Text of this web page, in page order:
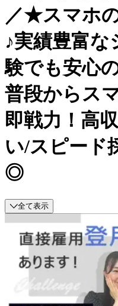
／★スマホ
♪実績豊富
験でも安心
普段からス
即戦力！高
い/スピード
◎
全て表示